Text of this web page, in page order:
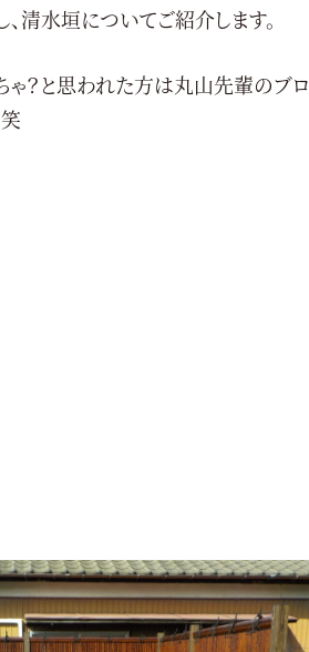
清水垣についてご紹介します。
ゃ？と思われた方は丸山先輩のブロ